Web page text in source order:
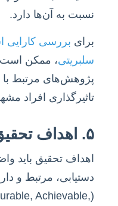
نسبت به آن‌ها دارد.
برای بررسی کارایی
سلبریتی، ممکن است
پژوهش‌های مرتبط با
تاثیرگذاری افراد
۵. اهداف تحقیق
اهداف تحقیق باید
دستیابی، مرتبط و
Achievable,